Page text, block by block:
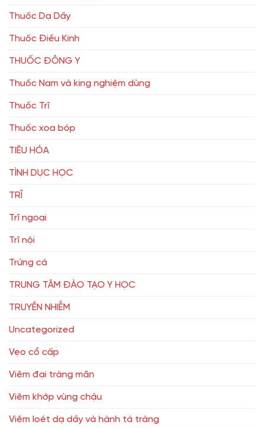
Thuốc Dạ Dầy
Thuốc Điều Kinh
THUỐC ĐÔNG Y
Thuốc Nam và king nghiệm dùng
Thuốc Trĩ
Thuốc xoa bóp
TIÊU HÓA
TÌNH DỤC HỌC
TRĨ
Trĩ ngoại
Trĩ nội
Trứng cá
TRUNG TÂM ĐÀO TẠO Y HỌC
TRUYỀN NHIỄM
Uncategorized
Vẹo cổ cấp
Viêm đại tràng mãn
Viêm khớp vùng chậu
Viêm loét dạ dầy và hành tá tràng